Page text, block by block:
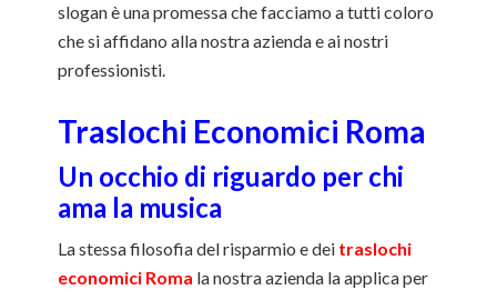
slogan è una promessa che facciamo a tutti coloro
che si affidano alla nostra azienda e ai nostri
professionisti.
Traslochi Economici Roma
Un occhio di riguardo per chi
ama la musica
La stessa filosofia del risparmio e dei traslochi
economici Roma la nostra azienda la applica per